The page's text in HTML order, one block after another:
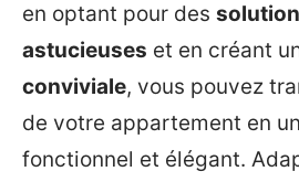
en optant pour des
astucieuses et en créant
conviviale, vous pouvez
de votre appartement en
fonctionnel et élégant.